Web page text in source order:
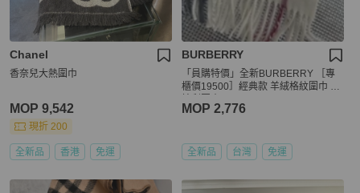
Chanel
香奈兒大熱圍巾
MOP 9,542
現折 200
全新品 香港 免運
BURBERRY
「員購特價」全新BURBERRY ［專
櫃價19500］經典款 羊絨格紋圍巾 博
MOP 2,776
全新品 台灣 免運